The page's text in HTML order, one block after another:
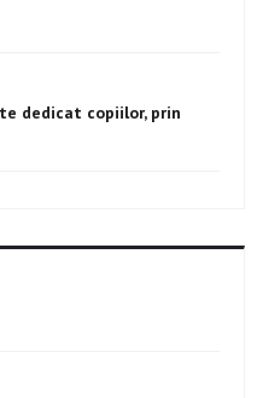
dedicat copiilor, prin